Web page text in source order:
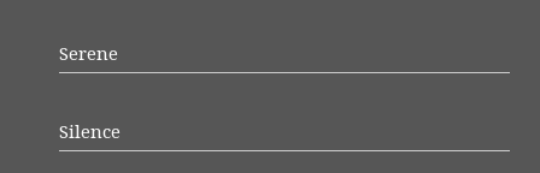
Serene
Silence